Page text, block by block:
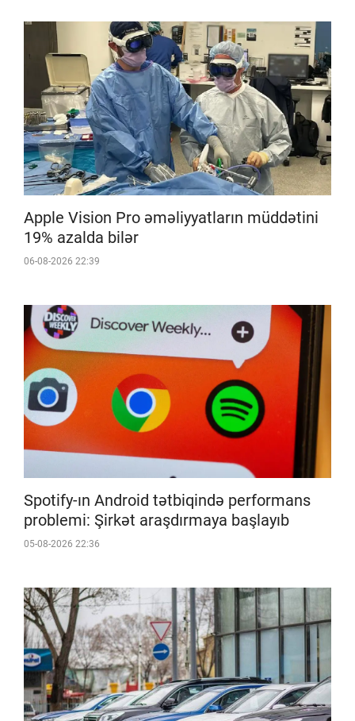
Apple Vision Pro əməliyyatların müddətini
19% azalda bilər
06-08-2026 22:39
Spotify-ın Android tətbiqində performans
problemi: Şirkət araşdırmaya başlayıb
05-08-2026 22:36